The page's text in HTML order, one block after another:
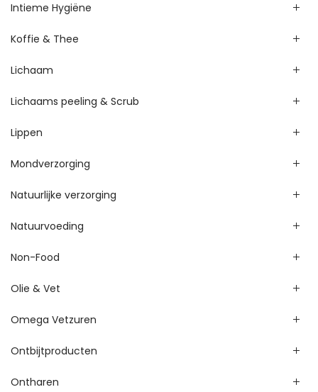
Intieme Hygiëne
Koffie & Thee
Lichaam
Lichaams peeling & Scrub
Lippen
Mondverzorging
Natuurlijke verzorging
Natuurvoeding
Non-Food
Olie & Vet
Omega Vetzuren
Ontbijtproducten
Ontharen